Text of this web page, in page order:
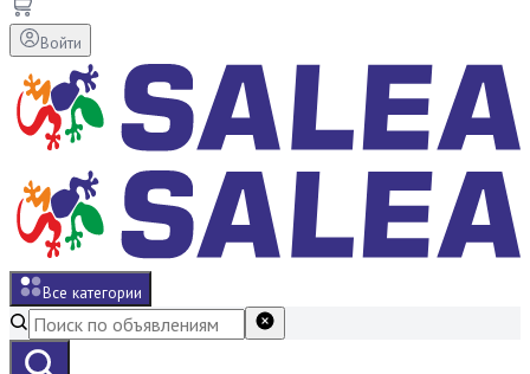
Войти
Все категории